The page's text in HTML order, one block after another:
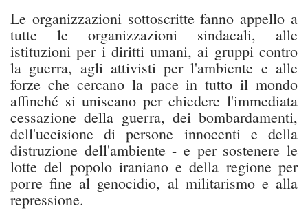
Le organizzazioni sottoscritte fanno appello a
tutte le organizzazioni sindacali, alle
istituzioni per i diritti umani, ai gruppi contro
la guerra, agli attivisti per l'ambiente e alle
forze che cercano la pace in tutto il mondo
affinché si uniscano per chiedere l'immediata
cessazione della guerra, dei bombardamenti,
dell'uccisione di persone innocenti e della
distruzione dell'ambiente - e per sostenere le
lotte del popolo iraniano e della regione per
porre fine al genocidio, al militarismo e alla
repressione.